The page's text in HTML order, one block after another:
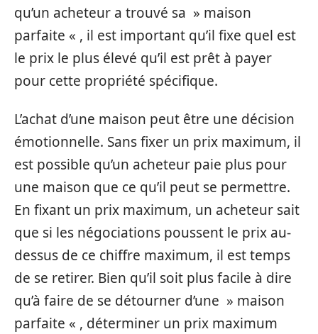
qu’un acheteur a trouvé sa » maison
parfaite « , il est important qu’il fixe quel est
le prix le plus élevé qu’il est prêt à payer
pour cette propriété spécifique.
L’achat d’une maison peut être une décision
émotionnelle. Sans fixer un prix maximum, il
est possible qu’un acheteur paie plus pour
une maison que ce qu’il peut se permettre.
En fixant un prix maximum, un acheteur sait
que si les négociations poussent le prix au-
dessus de ce chiffre maximum, il est temps
de se retirer. Bien qu’il soit plus facile à dire
qu’à faire de se détourner d’une » maison
parfaite « , déterminer un prix maximum